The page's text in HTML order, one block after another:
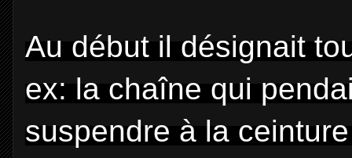
Au début il désignait
ex: la chaîne qui
suspendre à la